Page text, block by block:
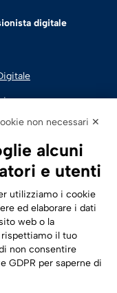
digitale
Digitale
su:
non necessari ✕
alcuni
e utenti
utilizziamo i cookie
ed elaborare i dati
web o la
rispettiamo il tuo
non consentire
GDPR per saperne di